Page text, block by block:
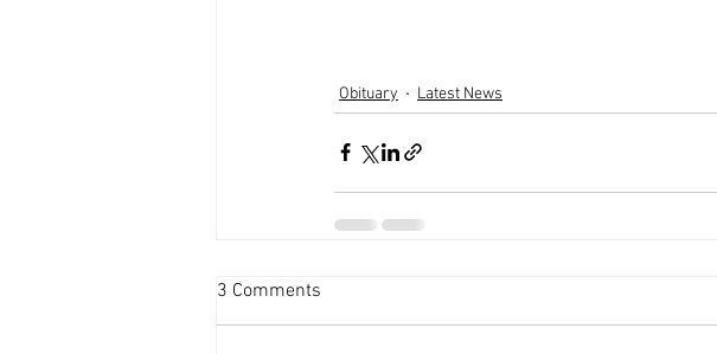
Obituary Latest News
3 Comments